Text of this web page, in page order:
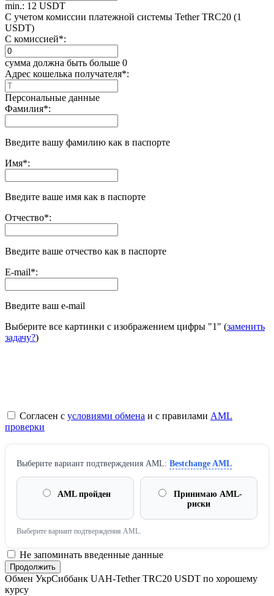
min.: 12 USDT
С учетом комиссии платежной системы Tether TRC20 (1
USDT)
С комиссией*:
сумма должна быть больше 0
Адрес кошелька получателя*:
Персональные данные
Фамилия*:
Введите вашу фамилию как в паспорте
Имя*:
Введите ваше имя как в паспорте
Отчество*:
Введите ваше отчество как в паспорте
E-mail*:
Введите ваш e-mail
Выберите все картинки с изображением цифры "1" (заменить
задачу?)
Согласен с условиями обмена и с правилами AML
проверки
Выберите вариант подтверждения AML: Bestchange AML
AML пройден
Принимаю AML-
риски
Выберите вариант подтверждения AML.
Не запоминать введенные данные
Обмен УкрСиббанк UAH-Tether TRC20 USDT по хорошему
курсу